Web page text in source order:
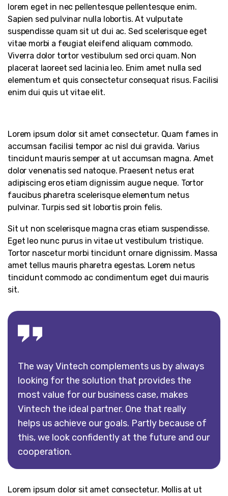
lorem eget in nec pellentesque pellentesque enim.
Sapien sed pulvinar nulla lobortis. At vulputate
suspendisse quam sit ut dui ac. Sed scelerisque eget
vitae morbi a feugiat eleifend aliquam commodo.
Viverra dolor tortor vestibulum sed orci quam. Non
placerat laoreet sed lacinia leo. Enim amet nulla sed
elementum et quis consectetur consequat risus. Facilisi
enim dui quis ut vitae elit.
Lorem ipsum dolor sit amet consectetur. Quam fames in
accumsan facilisi tempor ac nisl dui gravida. Varius
tincidunt mauris semper at ut accumsan magna. Amet
dolor venenatis sed natoque. Praesent netus erat
adipiscing eros etiam dignissim augue neque. Tortor
faucibus pharetra scelerisque elementum netus
pulvinar. Turpis sed sit lobortis proin felis.
Sit ut non scelerisque magna cras etiam suspendisse.
Eget leo nunc purus in vitae ut vestibulum tristique.
Tortor nascetur morbi tincidunt ornare dignissim. Massa
amet tellus mauris pharetra egestas. Lorem netus
tincidunt commodo ac condimentum eget dui mauris
sit.
The way Vintech complements us by always
looking for the solution that provides the
most value for our business case, makes
Vintech the ideal partner. One that really
helps us achieve our goals. Partly because of
this, we look confidently at the future and our
cooperation.
Lorem ipsum dolor sit amet consectetur. Mollis at ut